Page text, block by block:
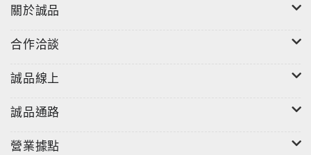
關於誠品
合作洽談
誠品線上
誠品通路
營業據點